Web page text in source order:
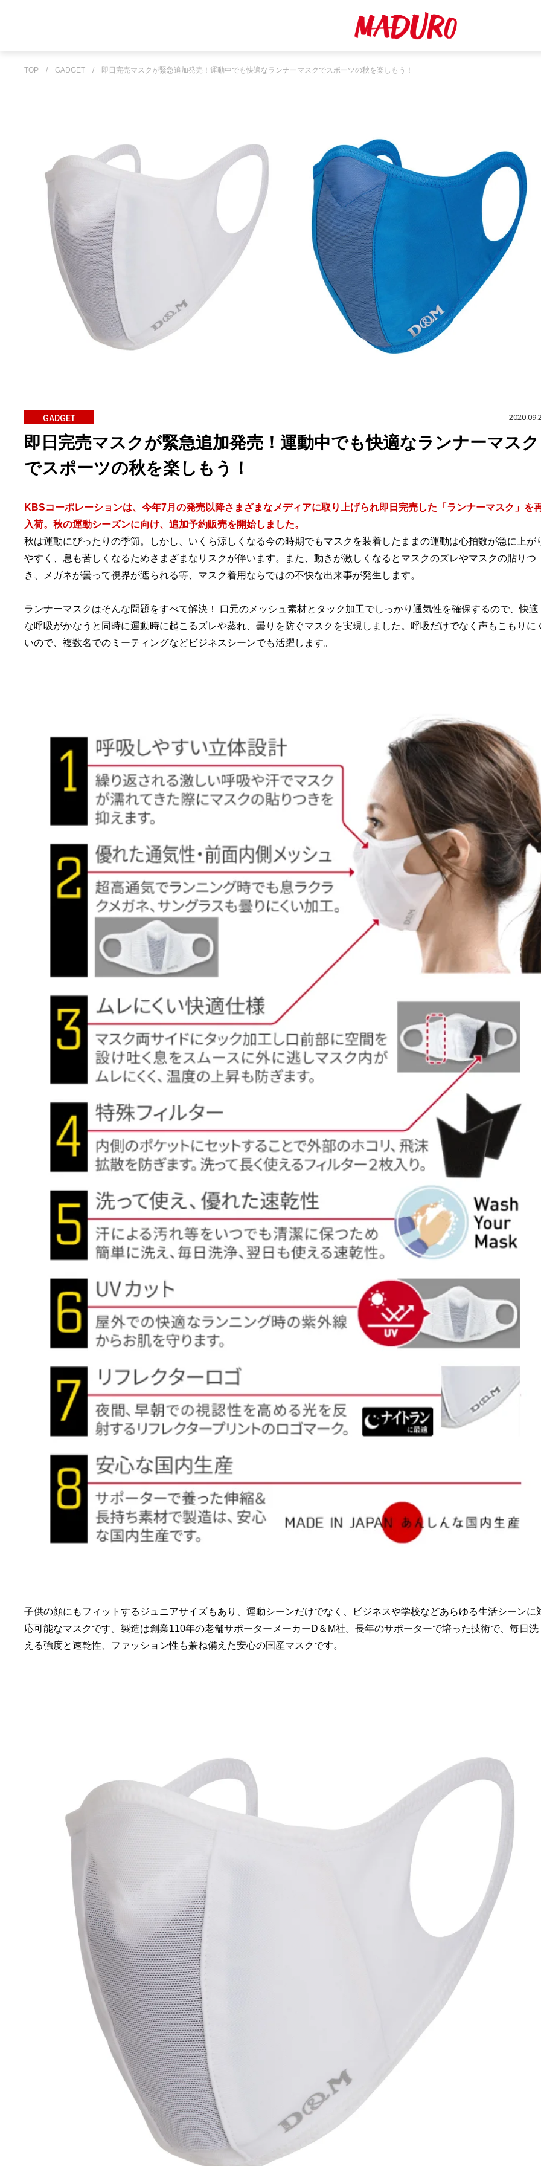
TOP / GADGET / 即日完売マスクが緊急追加発売！運動中でも快適なランナーマスクでスポーツの秋を楽しもう！
GADGET
即日完売マスクが緊急追加発売！運動中でも快適なランナーマスク
でスポーツの秋を楽しもう！
KBSコーポレーションは、今年7月の発売以降さまざまなメディアに取り上げられ即日完売した「ランナーマスク」を
入荷。秋の運動シーズンに向け、追加予約販売を開始しました。
秋は運動にぴったりの季節。しかし、いくら涼しくなる今の時期でもマスクを装着したままの運動は心拍数が急に上が
やすく、息も苦しくなるためさまざまなリスクが伴います。また、動きが激しくなるとマスクのズレやマスクの貼りつ
き、メガネが曇って視界が遮られる等、マスク着用ならではの不快な出来事が発生します。
ランナーマスクはそんな問題をすべて解決！ 口元のメッシュ素材とタック加工でしっかり通気性を確保するので、快適
な呼吸がかなうと同時に運動時に起こるズレや蒸れ、曇りを防ぐマスクを実現しました。呼吸だけでなく声もこもりに
いので、複数名でのミーティングなどビジネスシーンでも活躍します。
子供の顔にもフィットするジュニアサイズもあり、運動シーンだけでなく、ビジネスや学校などあらゆる生活シーンに
応可能なマスクです。製造は創業110年の老舗サポーターメーカーD＆M社。長年のサポーターで培った技術で、毎日洗
える強度と速乾性、ファッション性も兼ね備えた安心の国産マスクです。